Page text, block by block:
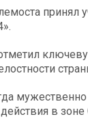
принял
мужественно
в